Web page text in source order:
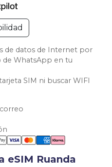
de datos de Internet por
WhatsApp en tu
SIM ni buscar WIFI
eSIM Ruanda